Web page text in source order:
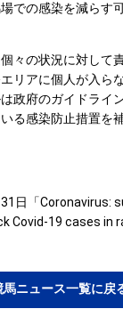
での感染を減らす
々の状況に対して
リアに個人が入ら
政府のガイドライ
る感染防止措置を
31日「Coronavirus:
Covid-19 cases in
馬ニュース一覧に戻